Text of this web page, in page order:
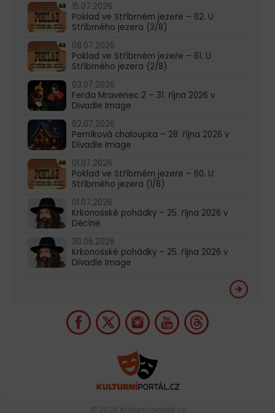
15.07.2026
Poklad ve Stříbrném jezeře – 62. U
Stříbrného jezera (3/8)
08.07.2026
Poklad ve Stříbrném jezeře – 61. U
Stříbrného jezera (2/8)
03.07.2026
Ferda Mravenec 2 – 31. října 2026 v
Divadle Image
02.07.2026
Perníková chaloupka – 28. října 2026 v
Divadle Image
01.07.2026
Poklad ve Stříbrném jezeře – 60. U
Stříbrného jezera (1/8)
01.07.2026
Krkonošské pohádky – 25. října 2026 v
Děčíně
30.06.2026
Krkonošské pohádky – 25. října 2026 v
Divadle Image
© 2026 Kulturní portál.cz